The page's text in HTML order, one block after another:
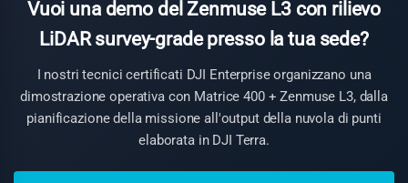
di attività. Per studi di ingegneria e società di rilievo che
immobilizzare capitale, il noleggio operativo trasforma un
gestibile. Richiedi un preventivo personalizzato .
Vuoi una demo del Zenmuse L3 con rilievo
LiDAR survey-grade presso la tua sede?
I nostri tecnici certificati DJI Enterprise organizzano una
dimostrazione operativa con Matrice 400 + Zenmuse L3, dalla
pianificazione della missione all'output della nuvola di punti
elaborata in DJI Terra.